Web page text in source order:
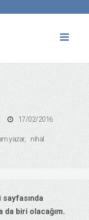
17/02/2016
yazar
nihal
da biri olacağım.